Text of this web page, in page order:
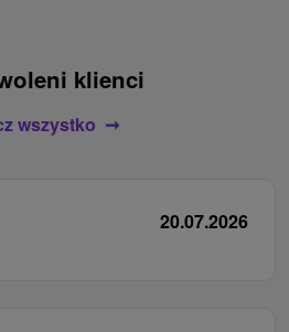
klienci
wszystko
20.07.2026